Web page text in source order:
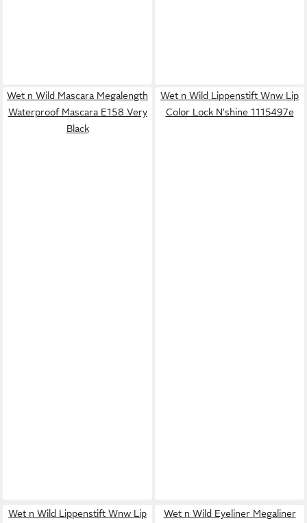
Wet n Wild Mascara Megalength
Waterproof Mascara E158 Very
Black
Wet n Wild Lippenstift Wnw Lip
Color Lock N'shine 1115497e
Wet n Wild Lippenstift Wnw Lip
Wet n Wild Eyeliner Megaliner